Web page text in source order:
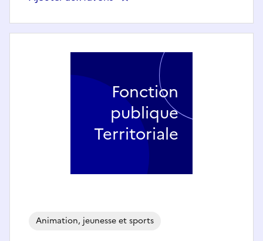
Animation, jeunesse et sports
Fonction
publique
Territoriale